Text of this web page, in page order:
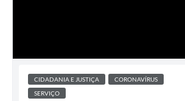
CIDADANIA E JUSTIÇA
CORONAVÍRUS
SERVIÇO